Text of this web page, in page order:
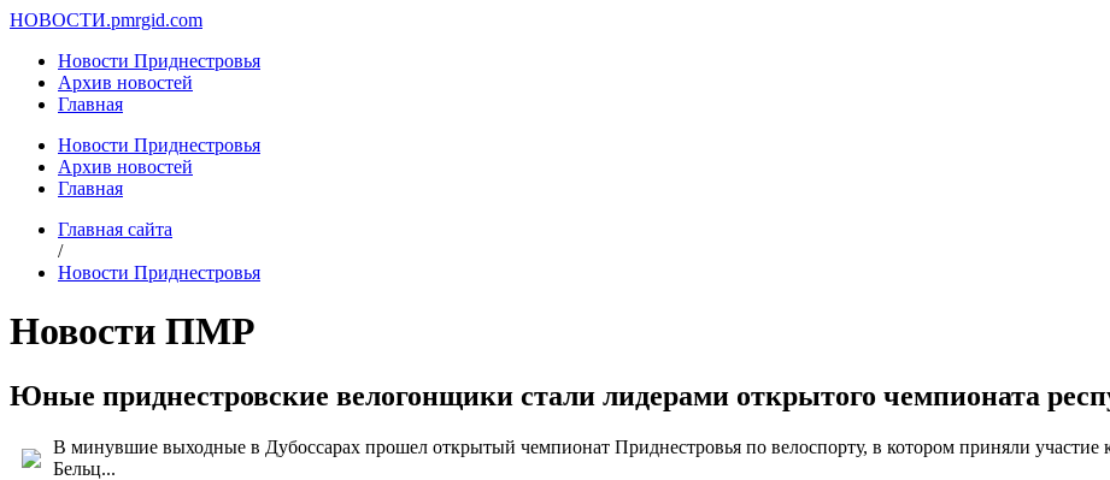
НОВОСТИ.pmrgid.com
Новости Приднестровья
Архив новостей
Главная
Новости Приднестровья
Архив новостей
Главная
Главная сайта
/
Новости Приднестровья
Новости ПМР
Юные приднестровские велогонщики стали лидерами открытого чемпионата
В минувшие выходные в Дубоссарах прошел открытый чемпионат Приднестровья по велоспорту, в котором приняли
Бельц...